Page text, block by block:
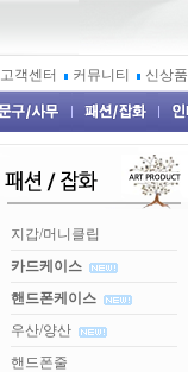
고객센터 커뮤니티 신상품
지갑/머니클립
카드케이스
핸드폰케이스
우산/양산
핸드폰줄